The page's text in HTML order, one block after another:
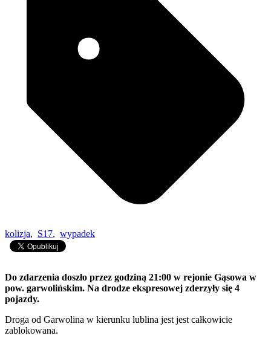
kolizja, S17, wypadek
Do zdarzenia doszło przez godziną 21:00 w rejonie Gąsowa w
pow. garwolińskim. Na drodze ekspresowej zderzyły się 4
pojazdy.
Droga od Garwolina w kierunku lublina jest jest całkowicie
zablokowana.